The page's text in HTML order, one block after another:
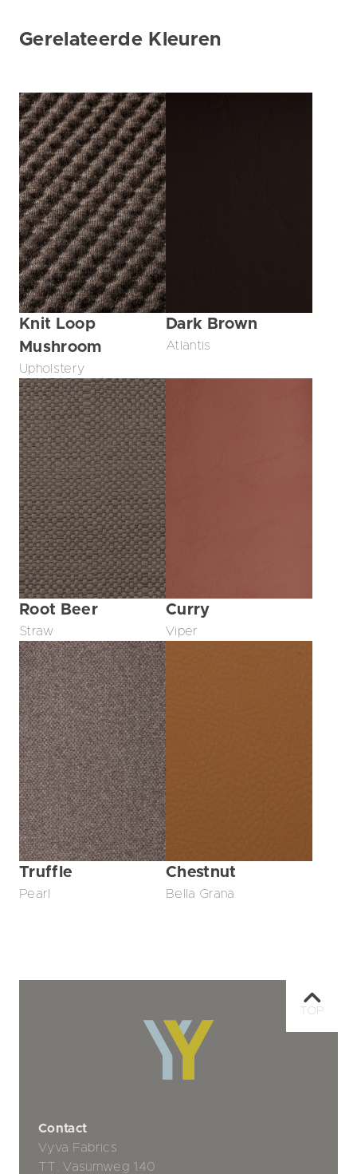
Gerelateerde Kleuren
Knit Loop
Mushroom
Upholstery
Dark Brown
Atlantis
Root Beer
Straw
Curry
Viper
Truffle
Pearl
Chestnut
Bella Grana
Contact
Vyva Fabrics
TT. Vasumweg 140
TOP